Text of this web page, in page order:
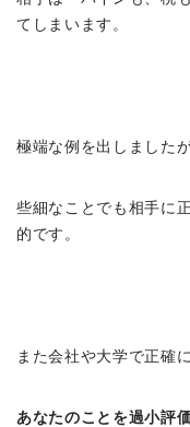
てしまいます。
極端な例を出しましたが
些細なことでも相手に
的です。
また会社や大学で正確
あなたのことを過小評